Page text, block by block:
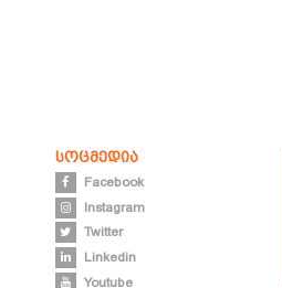
სოცმედია
Facebook
Instagram
Twitter
Linkedin
Youtube